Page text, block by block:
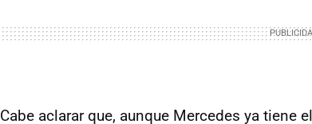
Cabe aclarar que, aunque Mercedes ya tiene